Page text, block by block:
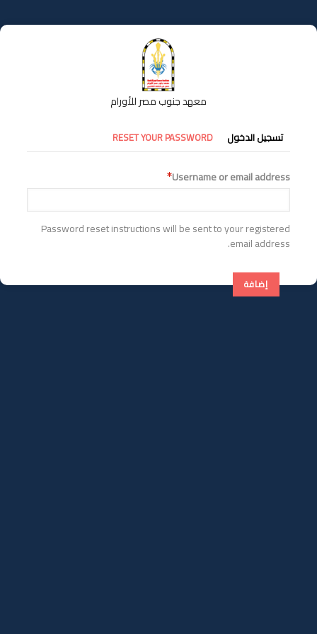
إلى
المحتوى
معهد جنوب مصر للأورام
التبويبات
الأساسية
تسجيل الدخول RESET YOUR PASSWORD
Username or email address
Password reset instructions will be sent to your registered
email address.